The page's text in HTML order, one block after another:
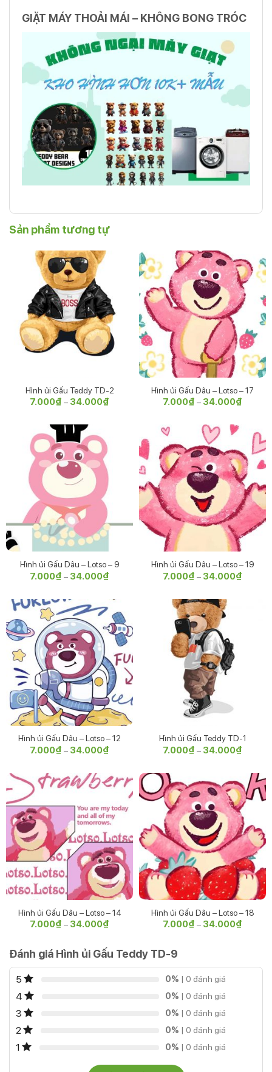
GIẶT MÁY THOẢI MÁI – KHÔNG BONG TRÓC
Sản phẩm tương tự
Hình ủi Gấu Teddy TD-2
7.000₫ – 34.000₫
34.000₫
Hình ủi Gấu Dâu – Lotso – 17
7.000₫ – 34.000₫
đến
Hình ủi Gấu Dâu – Lotso – 9
7.000₫ – 34.000₫
7.000₫
34.000₫
Hình ủi Gấu Dâu – Lotso – 19
7.000₫ – 34.000₫
Hình ủi Gấu Dâu – Lotso – 12
7.000₫ – 34.000₫
đến
34.000₫
Hình ủi Gấu Teddy TD-1
7.000₫ – 34.000₫
7.000₫
đến
Hình ủi Gấu Dâu – Lotso – 14
7.000₫ – 34.000₫
đến
Hình ủi Gấu Dâu – Lotso – 18
7.000₫ – 34.000₫
Đánh giá Hình ủi Gấu Teddy TD-9
5 0% | 0 đánh giá
4 0% | 0 đánh giá
3 0% | 0 đánh giá
2 0% | 0 đánh giá
1 0% | 0 đánh giá